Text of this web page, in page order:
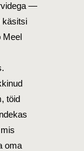
—
käsitsi
Meel
töid
oma